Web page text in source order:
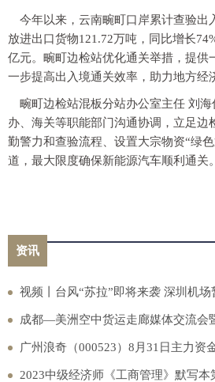
今年以来，云南畹町口岸累计查验出
放进出口货物121.72万吨，同比增长
亿元。畹町边检站优化通关举措，提供
一步提高出入境通关效率，助力地方经
畹町边检站混板分站办公室主任 刘
办、海关等职能部门沟通协调，立足边
勤警力和查验流程、设置大宗物资“绿
道，最大限度确保新能源汽车顺利通关。
资讯
视频丨台风“苏拉”即将来袭 深圳机
开学时间推迟
成都—美洲空中货运走廊媒体交流会
广州浪奇（000523）8月31日主力资
2023中级经济师《工商管理》默写